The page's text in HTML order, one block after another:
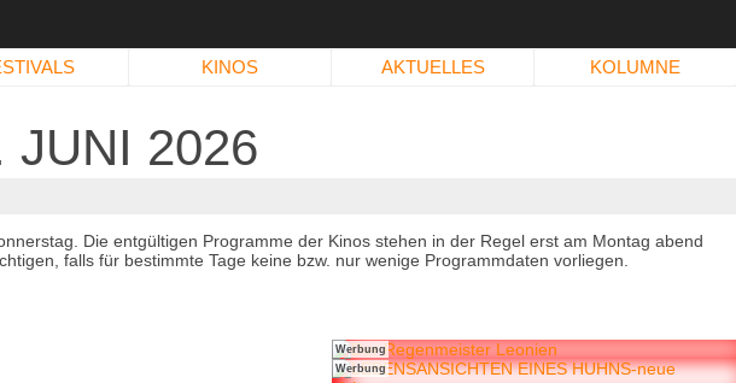
KINOS AKTUELLES KOLUMNE
JUNI 2026
Die entgültigen Programme der Kinos stehen in der Regel erst am Montag abend
falls für bestimmte Tage keine bzw. nur wenige Programmdaten vorliegen.
Werbung
Werbung